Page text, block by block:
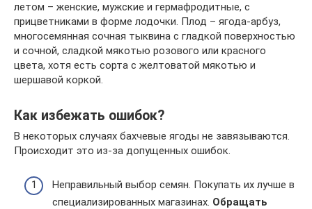
летом – женские, мужские и гермафродитные, с
прицветниками в форме лодочки. Плод – ягода-арбуз,
многосемянная сочная тыквина с гладкой поверхностью
и сочной, сладкой мякотью розового или красного
цвета, хотя есть сорта с желтоватой мякотью и
шершавой коркой.
Как избежать ошибок?
В некоторых случаях бахчевые ягоды не завязываются.
Происходит это из-за допущенных ошибок.
Неправильный выбор семян. Покупать их лучше в
специализированных магазинах. Обращать